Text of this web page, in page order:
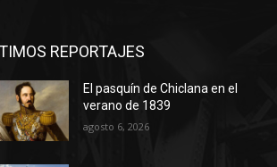
REPORTAJES
El pasquín de Chiclana en el
verano de 1839
agosto 6, 2026